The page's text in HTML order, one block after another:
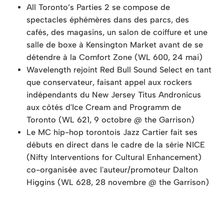
All Toronto’s Parties 2 se compose de
spectacles éphémères dans des parcs, des
cafés, des magasins, un salon de coiffure et une
salle de boxe à Kensington Market avant de se
détendre à la Comfort Zone (WL 600, 24 mai)
Wavelength rejoint Red Bull Sound Select en tant
que conservateur, faisant appel aux rockers
indépendants du New Jersey Titus Andronicus
aux côtés d'Ice Cream and Programm de
Toronto (WL 621, 9 octobre @ the Garrison)
Le MC hip-hop torontois Jazz Cartier fait ses
débuts en direct dans le cadre de la série NICE
(Nifty Interventions for Cultural Enhancement)
co-organisée avec l'auteur/promoteur Dalton
Higgins (WL 628, 28 novembre @ the Garrison)